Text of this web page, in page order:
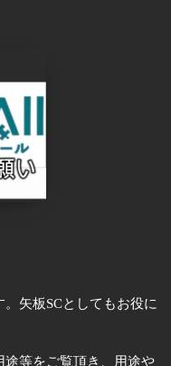
矢板SCとしてもお役に
等をご覧頂き、用途や